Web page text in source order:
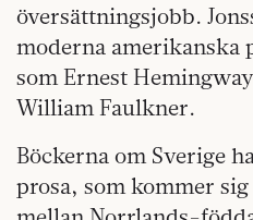
översättningsjobb.
moderna amerikanska
som Ernest
William Faulkner.
Böckerna om Sverige
prosa, som kommer